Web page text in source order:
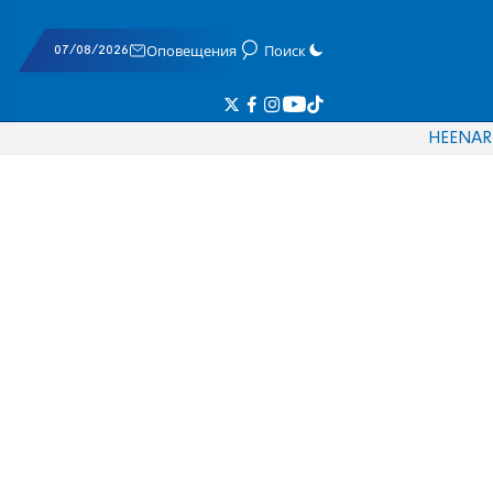
07/08/2026 Оповещения Поиск
HEENAR